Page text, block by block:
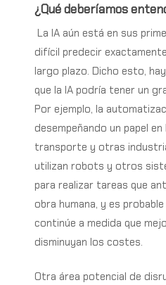
¿Qué deberíamos
La IA aún está en sus
difícil predecir
largo plazo. Dicho esto,
que la IA podría tener un
Por ejemplo, la
desempeñando un papel
transporte y otras
utilizan robots y otros
para realizar tareas que
obra humana, y es
continúe a medida que
disminuyan los costes.
Otra área potencial de